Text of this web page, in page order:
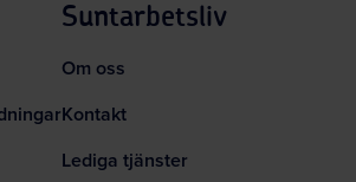
Suntarbetsliv
Om oss
Kontakt
Lediga tjänster